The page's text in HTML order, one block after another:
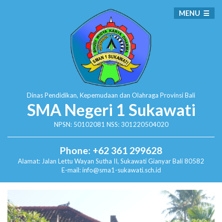
Dinas Pendidikan, Kepemudaan dan Olahraga Provinsi Bali
SMA Negeri 1 Sukawati
NPSN: 50102081 NSS: 301220504020
Phone: +62 361 299628
Alamat: Jalan Lettu Wayan Sutha II, SukawatiGianyar Bali 80582
E-mail: info@sma1-sukawati.sch.id
MENU